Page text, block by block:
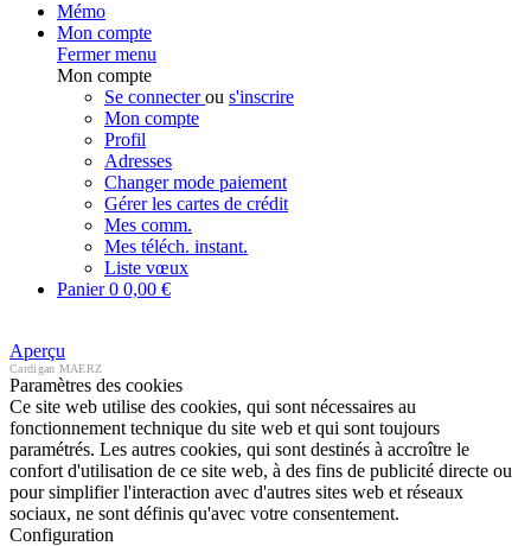
Mémo
Mon compte
Fermer menu
Mon compte
Se connecterou s'inscrire
Mon compte
Profil
Adresses
Changer mode paiement
Gérer les cartes de crédit
Mes comm.
Mes téléch. instant.
Liste vœux
Panier0 0,00 €
Aperçu
Cardigan MAERZ
Paramètres des cookies
Ce site web utilise des cookies, qui sont nécessaires au
fonctionnement technique du site web et qui sont toujours
paramétrés. Les autres cookies, qui sont destinés à accroître le
confort d'utilisation de ce site web, à des fins de publicité directe ou
pour simplifier l'interaction avec d'autres sites web et réseaux
sociaux, ne sont définis qu'avec votre consentement.
Configuration